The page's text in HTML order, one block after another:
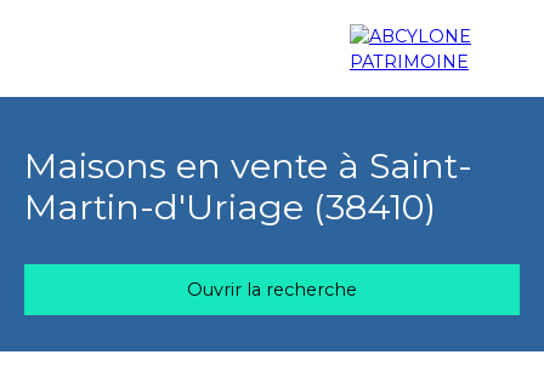
Maisons en vente à Saint-
Martin-d'Uriage (38410)
Ouvrir la recherche